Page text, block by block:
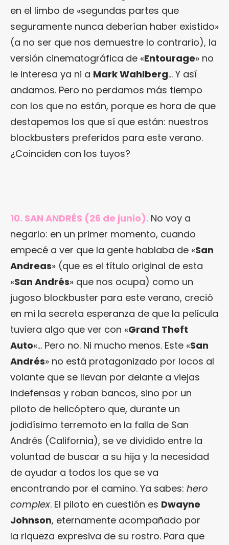
en el limbo de «segundas partes que
seguramente nunca deberían haber existido»
(a no ser que nos demuestre lo contrario), la
versión cinematográfica de «Entourage» no
le interesa ya ni a Mark Wahlberg… Y así
andamos. Pero no perdamos más tiempo
con los que no están, porque es hora de que
destapemos los que sí que están: nuestros
blockbusters preferidos para este verano.
¿Coinciden con los tuyos?
10. SAN ANDRÉS (26 de junio). No voy a
negarlo: en un primer momento, cuando
empecé a ver que la gente hablaba de «San
Andreas» (que es el título original de esta
«San Andrés» que nos ocupa) como un
jugoso blockbuster para este verano, creció
en mi la secreta esperanza de que la película
tuviera algo que ver con «Grand Theft
Auto«… Pero no. Ni mucho menos. Este «San
Andrés» no está protagonizado por locos al
volante que se llevan por delante a viejas
indefensas y roban bancos, sino por un
piloto de helicóptero que, durante un
jodidísimo terremoto en la falla de San
Andrés (California), se ve dividido entre la
voluntad de buscar a su hija y la necesidad
de ayudar a todos los que se va
encontrando por el camino. Ya sabes: hero
complex. El piloto en cuestión es Dwayne
Johnson, eternamente acompañado por
la riqueza expresiva de su rostro. Para que